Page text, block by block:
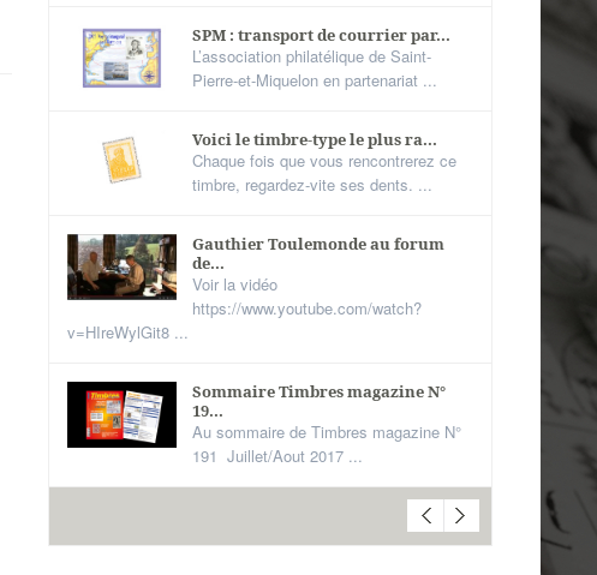
SPM : transport de courrier par...
L’association philatélique de Saint-
Pierre-et-Miquelon en partenariat ...
Voici le timbre-type le plus ra...
Chaque fois que vous rencontrerez ce
timbre, regardez-vite ses dents. ...
Gauthier Toulemonde au forum
de...
Voir la vidéo
https://www.youtube.com/watch?
v=HIreWylGit8 ...
Sommaire Timbres magazine N°
19...
Au sommaire de Timbres magazine N°
191 Juillet/Aout 2017 ...